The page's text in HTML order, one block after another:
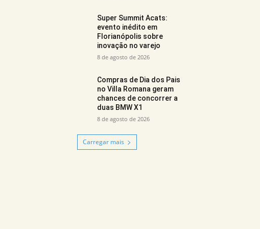
Super Summit Acats:
evento inédito em
Florianópolis sobre
inovação no varejo
8 de agosto de 2026
Compras de Dia dos Pais
no Villa Romana geram
chances de concorrer a
duas BMW X1
8 de agosto de 2026
Carregar mais